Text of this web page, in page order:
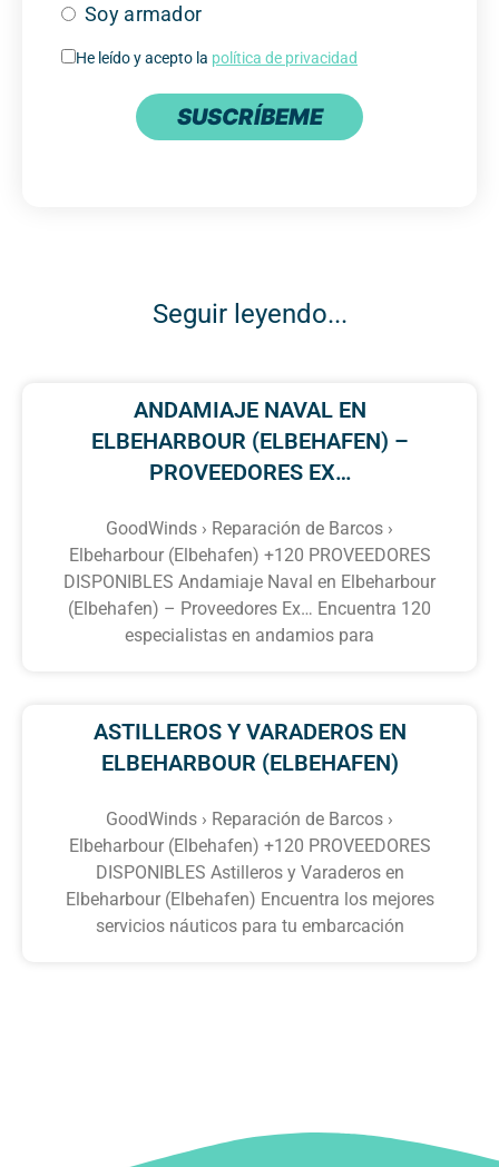
Soy armador
He leído y acepto la política de privacidad
SUSCRÍBEME
Seguir leyendo...
ANDAMIAJE NAVAL EN
ELBEHARBOUR (ELBEHAFEN) –
PROVEEDORES EX…
GoodWinds › Reparación de Barcos ›
Elbeharbour (Elbehafen) +120 PROVEEDORES
DISPONIBLES Andamiaje Naval en Elbeharbour
(Elbehafen) – Proveedores Ex… Encuentra 120
especialistas en andamios para
ASTILLEROS Y VARADEROS EN
ELBEHARBOUR (ELBEHAFEN)
GoodWinds › Reparación de Barcos ›
Elbeharbour (Elbehafen) +120 PROVEEDORES
DISPONIBLES Astilleros y Varaderos en
Elbeharbour (Elbehafen) Encuentra los mejores
servicios náuticos para tu embarcación